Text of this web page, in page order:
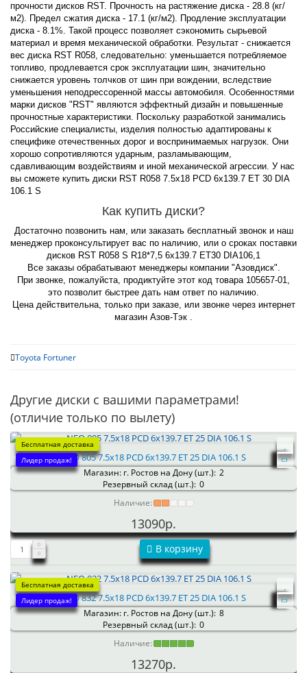
прочности дисков RST. Прочность на растяжение диска - 28.8 (кг/
м2). Предел сжатия диска - 17.1 (кг/м2). Продление эксплуатации
диска - 8.1%. Такой процесс позволяет сэкономить сырьевой
материал и время механической обработки. Результат - снижается
вес диска RST R058, следовательно: уменьшается потребляемое
топливо, продлевается срок эксплуатации шин, значительно
снижается уровень толчков от шин при вождении, вследствие
уменьшения неподрессоренной массы автомобиля. Особенностями
марки дисков "RST" являются эффектный дизайн и повышенные
прочностные характеристики. Поскольку разработкой занимались
Российские специалисты, изделия полностью адаптированы к
специфике отечественных дорог и воспринимаемых нагрузок. Они
хорошо сопротивляются ударным, разламывающим,
сдавливающим воздействиям и иной механической агрессии. У нас
вы сможете купить диски RST R058 7.5x18 PCD 6x139.7 ET 30 DIA
106.1 S
Как купить диски?
Достаточно позвонить нам, или заказать бесплатный звонок и наш
менеджер проконсультирует вас по наличию, или о сроках поставки
дисков RST R058 S R18*7,5 6x139.7 ET30 DIA106,1
Все заказы обрабатывают менеджеры компании "Азовдиск".
При звонке, пожалуйста, продиктуйте этот код товара 105657-01,
это позволит быстрее дать нам ответ по наличию.
Цена действительна, только при заказе, или звонке через интернет
магазин Азов-Тэк .
Toyota Fortuner
Другие диски с вашими параметрами!
(отличие только по вылету)
Бесплатная доставка
Лидер продаж!NEO 805 7.5x18 PCD 6x139.7 ET 25 DIA 106.1 S
Магазин: г. Ростов на Дону (шт.): 2
Резервный склад (шт.): 0
Наличие:
13090р.
В корзину
Бесплатная доставка
Лидер продаж!NEO 832 7.5x18 PCD 6x139.7 ET 25 DIA 106.1 S
Магазин: г. Ростов на Дону (шт.): 8
Резервный склад (шт.): 0
Наличие:
13270р.